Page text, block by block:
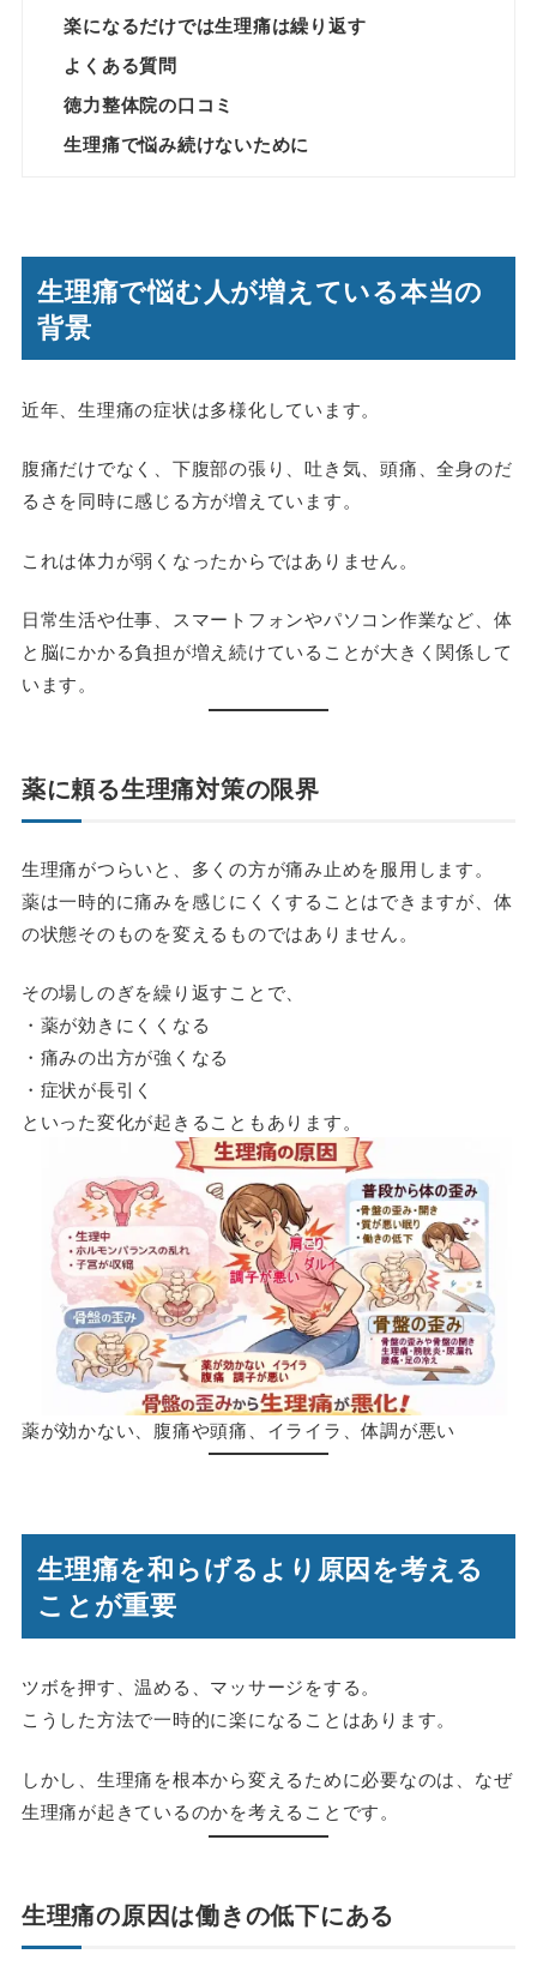
楽になるだけでは生理痛は繰り返す
よくある質問
徳力整体院の口コミ
生理痛で悩み続けないために
生理痛で悩む人が増えている本当の
背景
近年、生理痛の症状は多様化しています。
腹痛だけでなく、下腹部の張り、吐き気、頭痛、全身のだ
るさを同時に感じる方が増えています。
これは体力が弱くなったからではありません。
日常生活や仕事、スマートフォンやパソコン作業など、体
と脳にかかる負担が増え続けていることが大きく関係して
います。
薬に頼る生理痛対策の限界
生理痛がつらいと、多くの方が痛み止めを服用します。
薬は一時的に痛みを感じにくくすることはできますが、体
の状態そのものを変えるものではありません。
その場しのぎを繰り返すことで、
・薬が効きにくくなる
・痛みの出方が強くなる
・症状が長引く
といった変化が起きることもあります。
薬が効かない、腹痛や頭痛、イライラ、体調が悪い
生理痛を和らげるより原因を考える
ことが重要
ツボを押す、温める、マッサージをする。
こうした方法で一時的に楽になることはあります。
しかし、生理痛を根本から変えるために必要なのは、なぜ
生理痛が起きているのかを考えることです。
生理痛の原因は働きの低下にある